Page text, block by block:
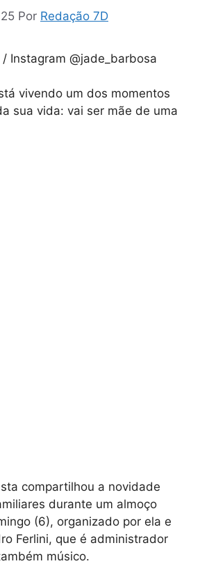
Por Redação 7D
Instagram @jade_barbosa
vivendo um dos momentos
sua vida: vai ser mãe de uma
compartilhou a novidade
durante um almoço
(6), organizado por ela e
Ferlini, que é administrador
músico.